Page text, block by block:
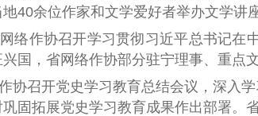
40余位作家和文学爱好者举办文学讲座
络作协召开学习贯彻习近平总书记在
国，省网络作协部分驻宁理事、重点
协召开党史学习教育总结会议，深入
固拓展党史学习教育成果作出部署。